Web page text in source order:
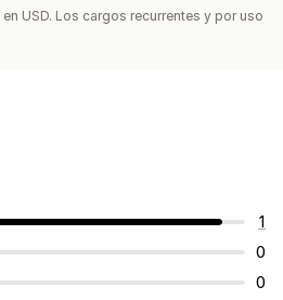
USD. Los cargos recurrentes y por uso
1
0
0